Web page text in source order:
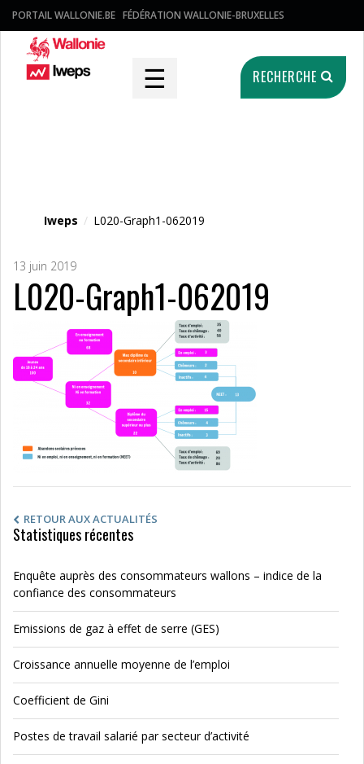
PORTAIL WALLONIE.BE FÉDÉRATION WALLONIE-BRUXELLES
☰ RECHERCHE
Iweps / L020-Graph1-062019
13 juin 2019
L020-Graph1-062019
RETOUR AUX ACTUALITÉS
Statistiques récentes
Enquête auprès des consommateurs wallons – indice de la
confiance des consommateurs
Emissions de gaz à effet de serre (GES)
Croissance annuelle moyenne de l’emploi
Coefficient de Gini
Postes de travail salarié par secteur d’activité